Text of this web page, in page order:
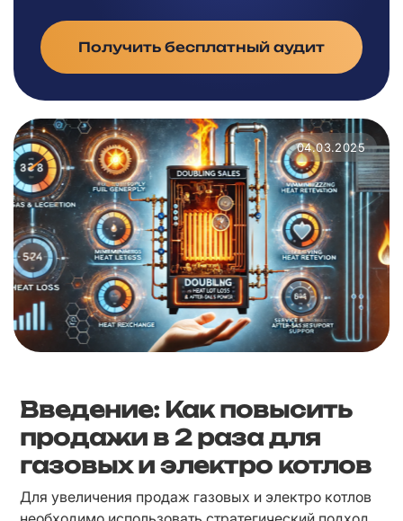
Получить бесплатный аудит
04.03.2025
Введение: Как повысить
продажи в 2 раза для
газовых и электро котлов
Для увеличения продаж газовых и электро котлов